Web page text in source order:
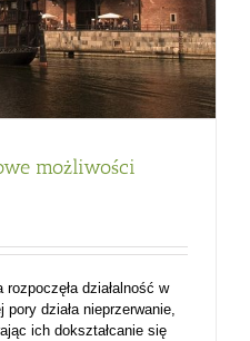
możliwości
działalność w
działa nieprzerwanie,
ich dokształcanie się